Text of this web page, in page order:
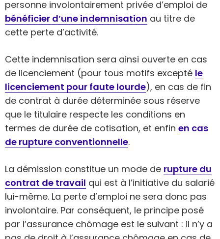
personne involontairement privée d’emploi de
bénéficier d’une indemnisation au titre de
cette perte d’activité.
Cette indemnisation sera ainsi ouverte en cas
de licenciement (pour tous motifs excepté le
licenciement pour faute lourde), en cas de fin
de contrat à durée déterminée sous réserve
que le titulaire respecte les conditions en
termes de durée de cotisation, et enfin en cas
de rupture conventionnelle.
La démission constitue un mode de rupture du
contrat de travail qui est à l’initiative du salarié
lui-même. La perte d’emploi ne sera donc pas
involontaire. Par conséquent, le principe posé
par l’assurance chômage est le suivant : il n’y a